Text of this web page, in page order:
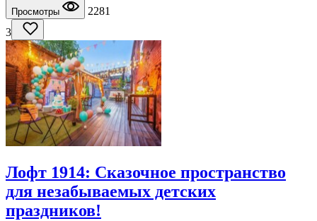
Просмотры
2281
3
Лофт 1914: Сказочное пространство
для незабываемых детских
праздников!